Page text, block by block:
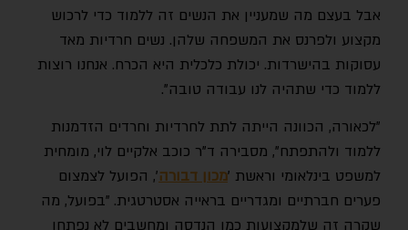
אבל בעצם מה שמעניין את הנשים זה ללמוד כדי לרכוש
מקצוע ולפרנס את המשפחה שלהן. נשים חרדיות מאד
עסוקות בהישרדות. יכולת כלכלית היא הכרח. אנחנו רוצות
ללמוד כדי שתהיה לנו עבודה טובה".
"לכאורה, הכוונה הייתה לתת לחרדיות וחרדים הזדמנות
ללמוד ולהתפתח", מסבירה ד"ר כוכב אלקיים לוי, מומחית
למשפט בינלאומי וראשת ׳מכון דבורה׳, הפועל לצמצום
פערים חברתיים ומגדריים בראייה אסטרטגית. "בפועל, מה
שקרה זה שלמקצועות כמו הנדסה ומחשבים לא נפתחו